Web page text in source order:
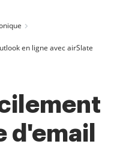
en ligne avec airSlate
d'email